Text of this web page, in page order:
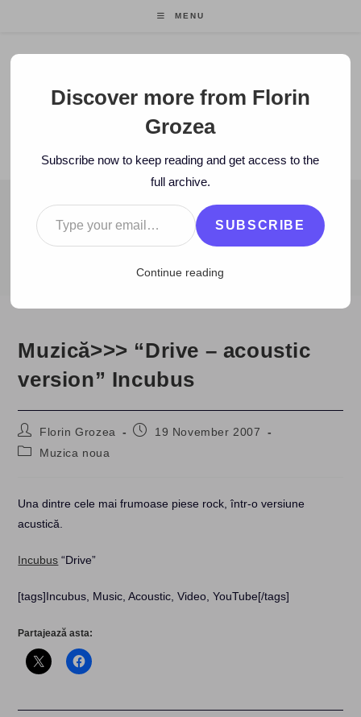
MENU
Florin Grozea
ENTREPRENEUR. FOUNDER/CEO MOCAPP.
BLOG
2007 > November > 19 > Muzica noua > Muzică>>> “Drive –
Muzică>>> “Drive – acoustic
version” Incubus
Post
author:
Florin Grozea
Post19 November 2007
PostMuzica noua
Una dintre cele mai frumoase piese rock, într-o versiune
acustică.
Incubus “Drive”
[tags]Incubus, Music, Acoustic, Video, YouTube[/tags]
Partajează asta:
Discover more from Florin
Grozea
Subscribe now to keep reading and get access to the
full archive.
Type your email…
SUBSCRIBE
Continue reading